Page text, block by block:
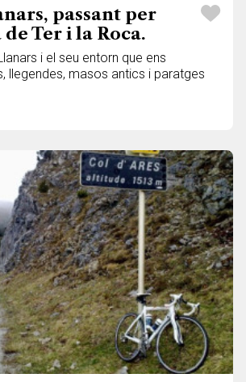
passant per
Ter i la Roca.
i el seu entorn que ens
llegendes, masos antics i paratges